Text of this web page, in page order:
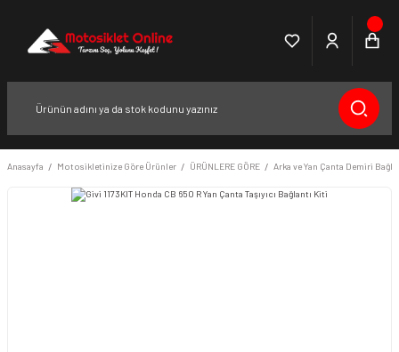
Anasayfa Motosikletinize Göre Ürünler ÜRÜNLERE GÖRE Arka ve Yan Çanta Demiri